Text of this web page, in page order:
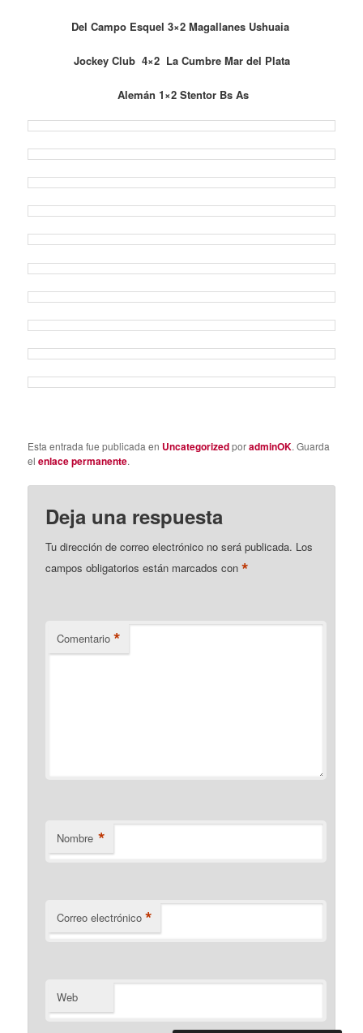
Del Campo Esquel 3×2 Magallanes Ushuaia
Jockey Club 4×2 La Cumbre Mar del Plata
Alemán 1×2 Stentor Bs As
Esta entrada fue publicada en UncategorizedporadminOK. Guarda
elenlace permanente.
Deja una respuesta
Tu dirección de correo electrónico no será publicada. Los
campos obligatorios están marcados con*
Comentario *
Nombre *
Correo electrónico *
Web